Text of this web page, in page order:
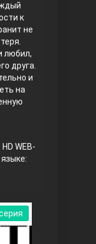
к
не
любил,
друга.
и
на
WEB-